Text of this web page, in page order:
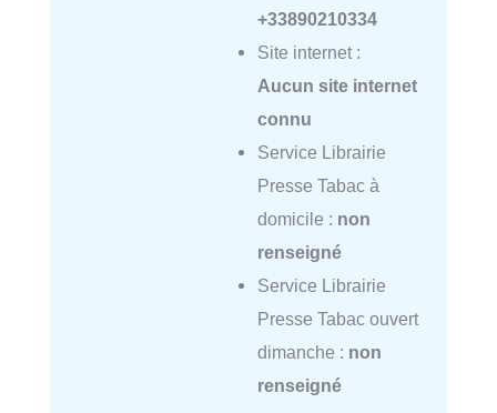
+33890210334
Site internet :
Aucun site internet
connu
Service Librairie
Presse Tabac à
domicile : non
renseigné
Service Librairie
Presse Tabac ouvert
dimanche : non
renseigné